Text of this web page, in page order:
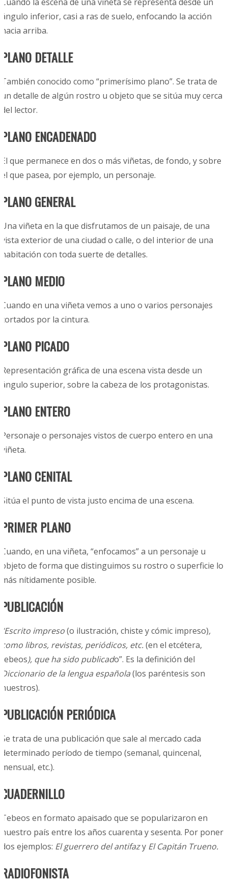
ángulo inferior, casi a ras de suelo, enfocando la acción
hacia arriba.
PLANO DETALLE
También conocido como “primerísimo plano”. Se trata de
un detalle de algún rostro u objeto que se sitúa muy cerca
del lector.
PLANO ENCADENADO
El que permanece en dos o más viñetas, de fondo, y sobre
el que pasea, por ejemplo, un personaje.
PLANO GENERAL
Una viñeta en la que disfrutamos de un paisaje, de una
vista exterior de una ciudad o calle, o del interior de una
habitación con toda suerte de detalles.
PLANO MEDIO
Cuando en una viñeta vemos a uno o varios personajes
cortados por la cintura.
PLANO PICADO
Representación gráfica de una escena vista desde un
ángulo superior, sobre la cabeza de los protagonistas.
PLANO ENTERO
Personaje o personajes vistos de cuerpo entero en una
viñeta.
PLANO CENITAL
Sitúa el punto de vista justo encima de una escena.
PRIMER PLANO
Cuando, en una viñeta, “enfocamos” a un personaje u
objeto de forma que distinguimos su rostro o superficie lo
más nítidamente posible.
PUBLICACIÓN
“Escrito impreso(o ilustración, chiste y cómic impreso),
como libros, revistas, periódicos, etc.(en el etcétera,
tebeos), que ha sido publicado”. Es la definición del
Diccionario de la lengua española(los paréntesis son
nuestros).
PUBLICACIÓN PERIÓDICA
Se trata de una publicación que sale al mercado cada
determinado período de tiempo (semanal, quincenal,
mensual, etc.).
CUADERNILLO
Tebeos en formato apaisado que se popularizaron en
nuestro país entre los años cuarenta y sesenta. Por poner
dos ejemplos: El guerrero del antifazyEl Capitán Trueno.
RADIOFONISTA